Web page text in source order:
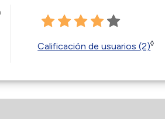
Calificación de usuarios (2)◊